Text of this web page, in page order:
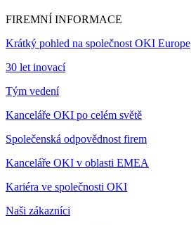
FIREMNÍ INFORMACE
Krátký pohled na společnost OKI Europe
30 let inovací
Tým vedení
Kanceláře OKI po celém světě
Společenská odpovědnost firem
Kanceláře OKI v oblasti EMEA
Kariéra ve společnosti OKI
Naši zákazníci